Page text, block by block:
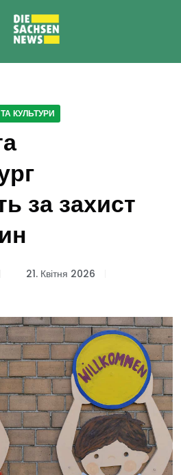
КУЛЬТУРИ
за захист
21. Квітня 2026